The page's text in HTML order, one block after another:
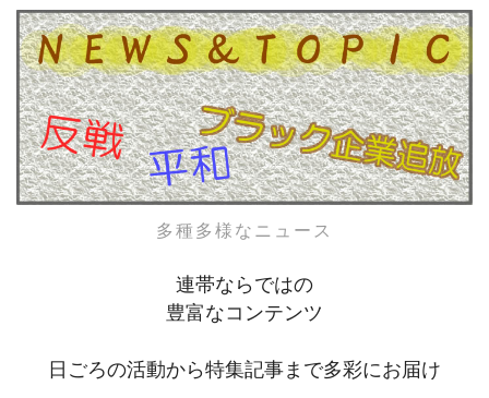
多種多様なニュース
連帯ならではの
豊富なコンテンツ
日ごろの活動から特集記事まで多彩にお届け